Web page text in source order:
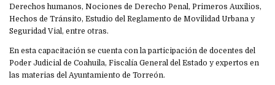
Derechos humanos, Nociones de Derecho Penal, Primeros Auxilios,
Hechos de Tránsito, Estudio del Reglamento de Movilidad Urbana y
Seguridad Vial, entre otras.
En esta capacitación se cuenta con la participación de docentes del
Poder Judicial de Coahuila, Fiscalía General del Estado y expertos en
las materias del Ayuntamiento de Torreón.